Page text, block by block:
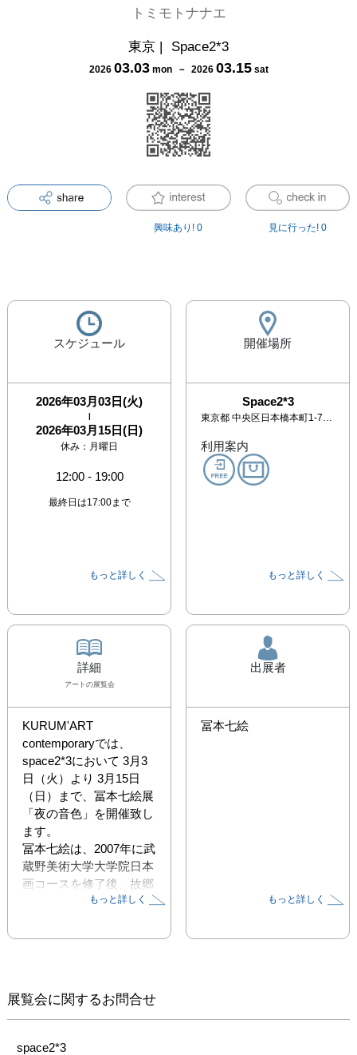
トミモトナナエ
東京 | Space2*3
2026 03.03 mon－ 2026 03.15 sat
興味あり! 0 見に行った! 0
スケジュール
2026年03月03日(火)
|
2026年03月15日(日)
休み： 月曜日
12:00- 19:00
最終日は17:00まで
もっと詳しく
開催場所
Space2*3
東京都 中央区日本橋本町1-7-9 西村ビル1F
利用案内
もっと詳しく
詳細
アート の展覧会
KURUM'ART
contemporaryでは、
space2*3において 3月3
日（火）より 3月15日
（日）まで、冨本七絵展
「夜の音色」を開催致し
ます。
冨本七絵は、2007年に武
蔵野美術大学大学院日本
画コースを修了後、故郷
徳島に帰って後進の指導
います。
季節の足音がきこえる春
の夜に、耳を澄まして音
色を探す。
もっと詳しく
出展者
冨本七絵
もっと詳しく
展覧会に関するお問合せ
space2*3